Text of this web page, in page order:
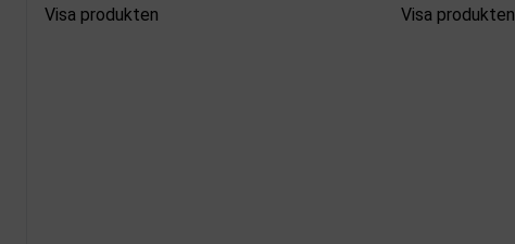
Visa produkten
Visa produkten